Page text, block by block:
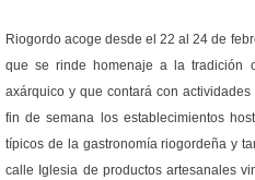
Riogordo acoge desde el 22 al 24 de
que se rinde homenaje a la tradición
axárquico y que contará con
fin de semana los establecimientos
típicos de la gastronomía riogordeña y
calle Iglesia de productos artesanales